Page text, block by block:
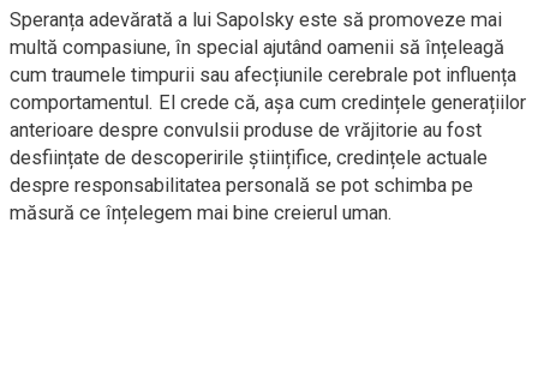
Speranța adevărată a lui Sapolsky este să promoveze mai
multă compasiune, în special ajutând oamenii să înțeleagă
cum traumele timpurii sau afecțiunile cerebrale pot influența
comportamentul. El crede că, așa cum credințele generațiilor
anterioare despre convulsii produse de vrăjitorie au fost
desființate de descoperirile științifice, credințele actuale
despre responsabilitatea personală se pot schimba pe
măsură ce înțelegem mai bine creierul uman.